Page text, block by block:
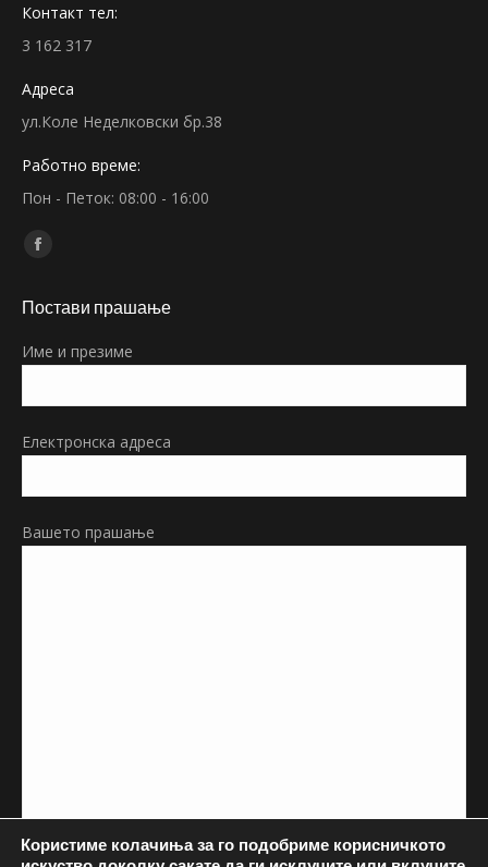
Контакт тел:
3 162 317
Адреса
ул.Коле Неделковски бр.38
Работно време:
Пон - Петок: 08:00 - 16:00
Find us on:
Facebook
opens
new
Постави прашање
Име и презиме
Електронска адреса
Вашето прашање
Користиме колачиња за го подобриме корисничкото